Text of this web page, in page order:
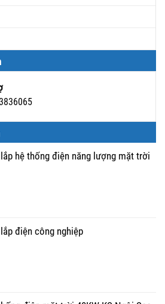
hệ thống điện năng lượng mặt trời
điện công nghiệp